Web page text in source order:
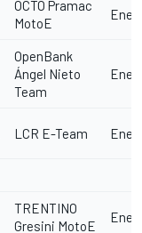
OCTO Pramac
MotoE
OpenBank
Ángel Nieto
Team
LCR E-Team
TRENTINO
Gresini MotoE